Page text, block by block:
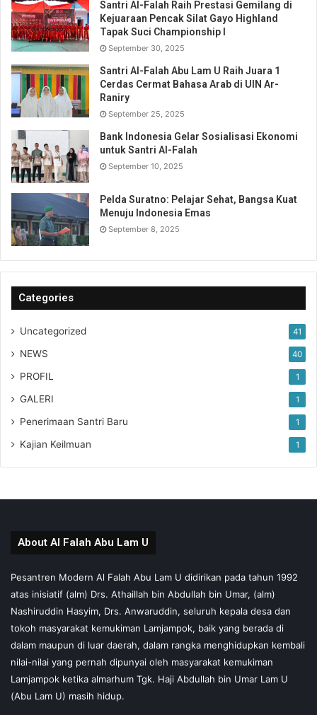
Santri Al-Falah Raih Prestasi Gemilang di
Kejuaraan Pencak Silat Gayo Highland
Tapak Suci Championship I
September 30, 2025
Santri Al-Falah Abu Lam U Raih Juara 1
Cerdas Cermat Bahasa Arab di UIN Ar-
Raniry
September 25, 2025
Bank Indonesia Gelar Sosialisasi Ekonomi
untuk Santri Al-Falah
September 10, 2025
Pelda Suratno: Pelajar Sehat, Bangsa Kuat
Menuju Indonesia Emas
September 8, 2025
Categories
Uncategorized 41
NEWS 40
PROFIL 1
GALERI 1
Penerimaan Santri Baru 1
Kajian Keilmuan 1
About Al Falah Abu Lam U
Pesantren Modern Al Falah Abu Lam U didirikan pada tahun 1992
atas inisiatif (alm) Drs. Athaillah bin Abdullah bin Umar, (alm)
Nashiruddin Hasyim, Drs. Anwaruddin, seluruh kepala desa dan
tokoh masyarakat kemukiman Lamjampok, baik yang berada di
dalam maupun di luar daerah, dalam rangka menghidupkan kembali
nilai-nilai yang pernah dipunyai oleh masyarakat kemukiman
Lamjampok ketika almarhum Tgk. Haji Abdullah bin Umar Lam U
(Abu Lam U) masih hidup.